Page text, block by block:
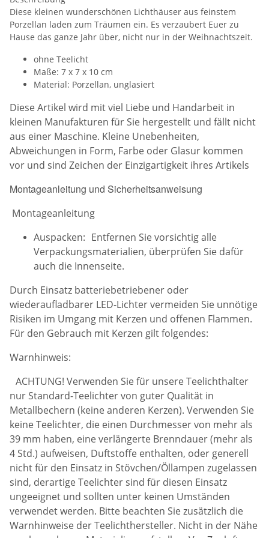
Diese kleinen wunderschönen Lichthäuser aus feinstem
Porzellan laden zum Träumen ein. Es verzaubert Euer zu
Hause das ganze Jahr über, nicht nur in der Weihnachtszeit.
ohne Teelicht
Maße: 7 x 7 x 10 cm
Material: Porzellan, unglasiert
Diese Artikel wird mit viel Liebe und Handarbeit in
kleinen Manufakturen für Sie hergestellt und fällt nicht
aus einer Maschine. Kleine Unebenheiten,
Abweichungen in Form, Farbe oder Glasur kommen
vor und sind Zeichen der Einzigartigkeit ihres Artikels
Montageanleitung und Sicherheitsanweisung
Montageanleitung
Auspacken: Entfernen Sie vorsichtig alle
Verpackungsmaterialien, überprüfen Sie dafür
auch die Innenseite.
Durch Einsatz batteriebetriebener oder
wiederaufladbarer LED-Lichter vermeiden Sie unnötige
Risiken im Umgang mit Kerzen und offenen Flammen.
Für den Gebrauch mit Kerzen gilt folgendes:
Warnhinweis:
ACHTUNG! Verwenden Sie für unsere Teelichthalter
nur Standard-Teelichter von guter Qualität in
Metallbechern (keine anderen Kerzen). Verwenden Sie
keine Teelichter, die einen Durchmesser von mehr als
39 mm haben, eine verlängerte Brenndauer (mehr als
4 Std.) aufweisen, Duftstoffe enthalten, oder generell
nicht für den Einsatz in Stövchen/Öllampen zugelassen
sind, derartige Teelichter sind für diesen Einsatz
ungeeignet und sollten unter keinen Umständen
verwendet werden. Bitte beachten Sie zusätzlich die
Warnhinweise der Teelichthersteller. Nicht in der Nähe